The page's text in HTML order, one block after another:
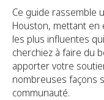
Ce guide rassemble
Houston, mettant en
les plus influentes
cherchiez à faire du
apporter votre
nombreuses façons
communauté.